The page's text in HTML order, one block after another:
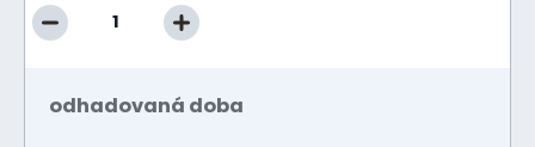
odhadovaná doba